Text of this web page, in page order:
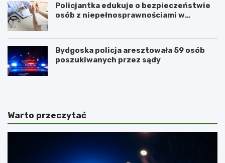
Policjantka edukuje o bezpieczeństwie
osób z niepełnosprawnościami w
Bydgoska policja aresztowała 59 osób
poszukiwanych przez sądy
Warto przeczytać